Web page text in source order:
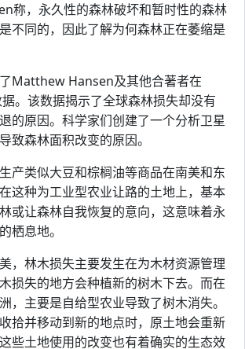
称，永久性的森林破坏和暂时性的森林
不同的，因此了解为何森林正在萎缩是
Matthew Hansen及其他合著者在
。该数据揭示了全球森林损失却没有
的原因。科学家们创建了一个分析卫星
致森林面积改变的原因。
产类似大豆和棕榈油等商品在南美和东
这种为工业型农业让路的土地上，基本
或让森林自我恢复的意向，这意味着永
栖息地。
，林木损失主要发生在为木材资源管理
损失的地方会种植新的树木下去。而在
，主要是自给型农业导致了树木消失。
拾并移动到新的地点时，原土地会重新
些土地使用的改变也有着确实的生态效